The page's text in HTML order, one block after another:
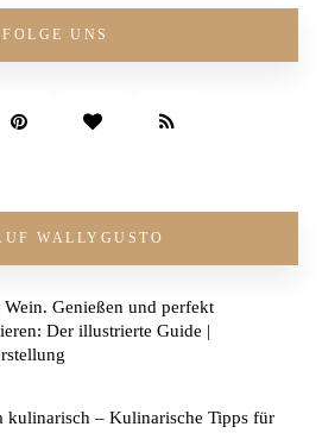
FOLGE UNS
WALLYGUSTO
Genießen und perfekt
Der illustrierte Guide |
kulinarisch – Kulinarische Tipps für